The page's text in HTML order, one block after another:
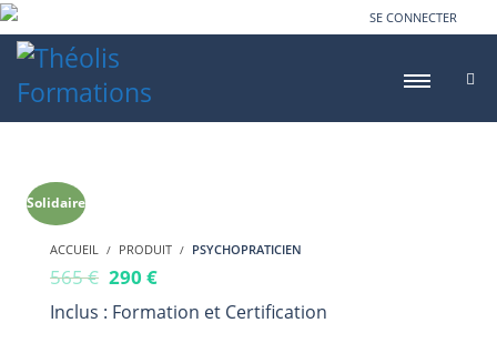
SE CONNECTER
Solidaire
ACCUEIL PRODUIT PSYCHOPRATICIEN
565€ 290 €
Inclus : Formation et Certification